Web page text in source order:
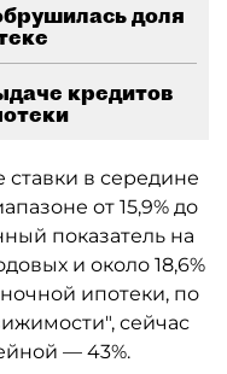
доля
кредитов
в середине
от 15,9% до
показатель на
и около 18,6%
ипотеки, по
сейчас
— 43%.